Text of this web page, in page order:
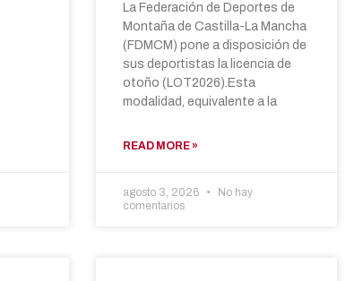
La Federación de Deportes de
Montaña de Castilla-La Mancha
(FDMCM) pone a disposición de
sus deportistas la licencia de
otoño (LOT2026).Esta
modalidad, equivalente a la
READ MORE »
agosto 3, 2026
No hay
comentarios